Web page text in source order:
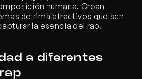
humana. Crean
de rima atractivos que son
la esencia del rap.
a diferentes